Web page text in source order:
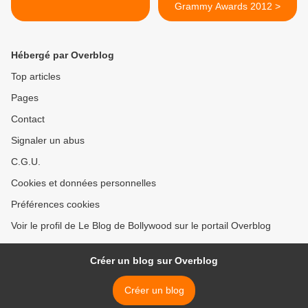
Grammy Awards 2012 >
Hébergé par Overblog
Top articles
Pages
Contact
Signaler un abus
C.G.U.
Cookies et données personnelles
Préférences cookies
Voir le profil de Le Blog de Bollywood sur le portail Overblog
Créer un blog sur Overblog
Créer un blog